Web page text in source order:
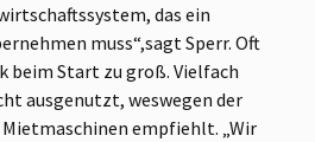
das ein
muss“,sagt Sperr. Oft
beim Start zu groß. Vielfach
ausgenutzt, weswegen der
empfiehlt. „Wir